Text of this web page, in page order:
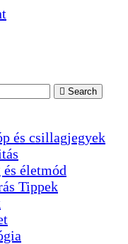
Search
és csillagjegyek
és életmód
Tippek